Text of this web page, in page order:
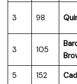
3 98
3 105
5 152